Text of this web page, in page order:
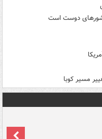
کشورهای دوست است
مسیر کوبا